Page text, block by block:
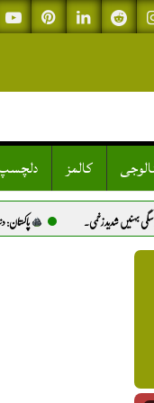
کالمز
زخمی. پاکستان: دنیا کی پانچ